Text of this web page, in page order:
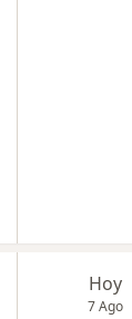
Hoy
7 Ago